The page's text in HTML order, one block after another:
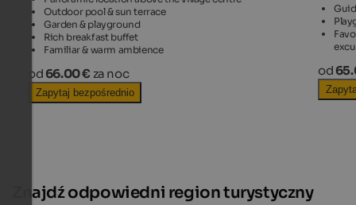
Outdoor pool & sun terrace
Garden & playground
Rich breakfast buffet
Familiar & warm ambience
od 66.00 € za noc
Zapytaj bezpośrednio
od
Znajdź odpowiedni region turystyczny